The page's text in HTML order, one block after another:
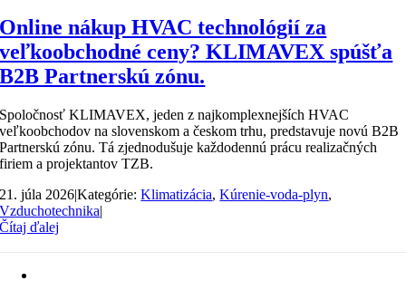
Online nákup HVAC technológií za
veľkoobchodné ceny? KLIMAVEX spúšťa
B2B Partnerskú zónu.
Spoločnosť KLIMAVEX, jeden z najkomplexnejších HVAC
veľkoobchodov na slovenskom a českom trhu, predstavuje novú B2B
Partnerskú zónu. Tá zjednodušuje každodennú prácu realizačných
firiem a projektantov TZB.
21. júla 2026|Kategórie:Klimatizácia,Kúrenie-voda-plyn,
Vzduchotechnika|
Čítaj ďalej